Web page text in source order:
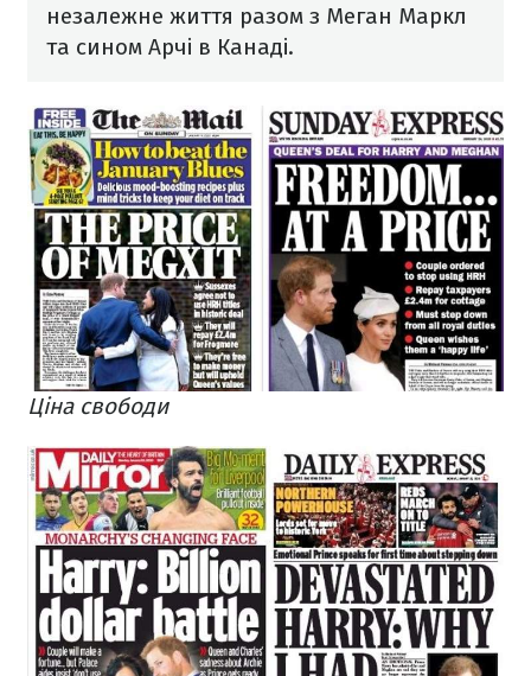
незалежне життя разом з Меган Маркл
та сином Арчі в Канаді.
Ціна свободи